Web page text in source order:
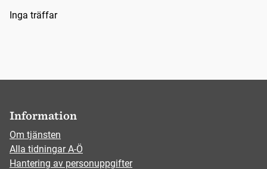
Sökresultat
Inga träffar
Information
Om tjänsten
Alla tidningar A-Ö
Hantering av personuppgifter